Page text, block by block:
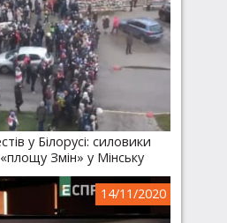
у Білорусі: силовики
Змін» у Мінську
14/11/2020